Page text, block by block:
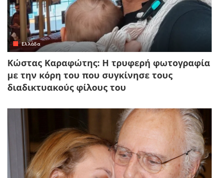
Ελλάδα
Κώστας Καραφώτης: Η τρυφερή φωτογραφία
με την κόρη του που συγκίνησε τους
διαδικτυακούς φίλους του